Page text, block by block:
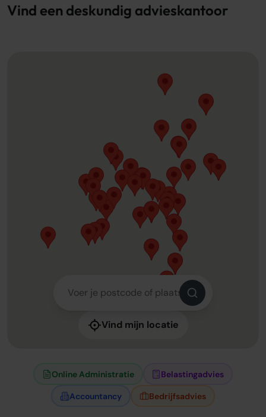
Vind een deskundig advieskantoor
Vind mijn locatie
Online Administratie Belastingadvies
Accountancy Bedrijfsadvies